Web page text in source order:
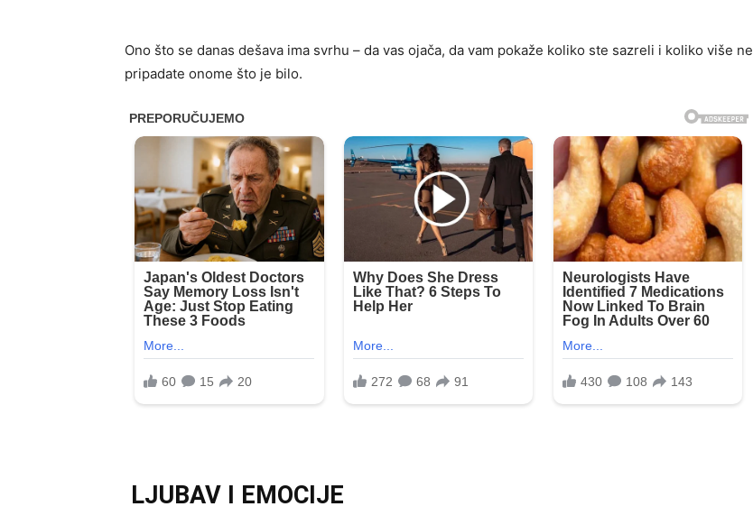
Ono što se danas dešava ima svrhu – da vas ojača, da vam pokaže koliko ste sazreli i koliko više ne
pripadate onome što je bilo.
LJUBAV I EMOCIJE